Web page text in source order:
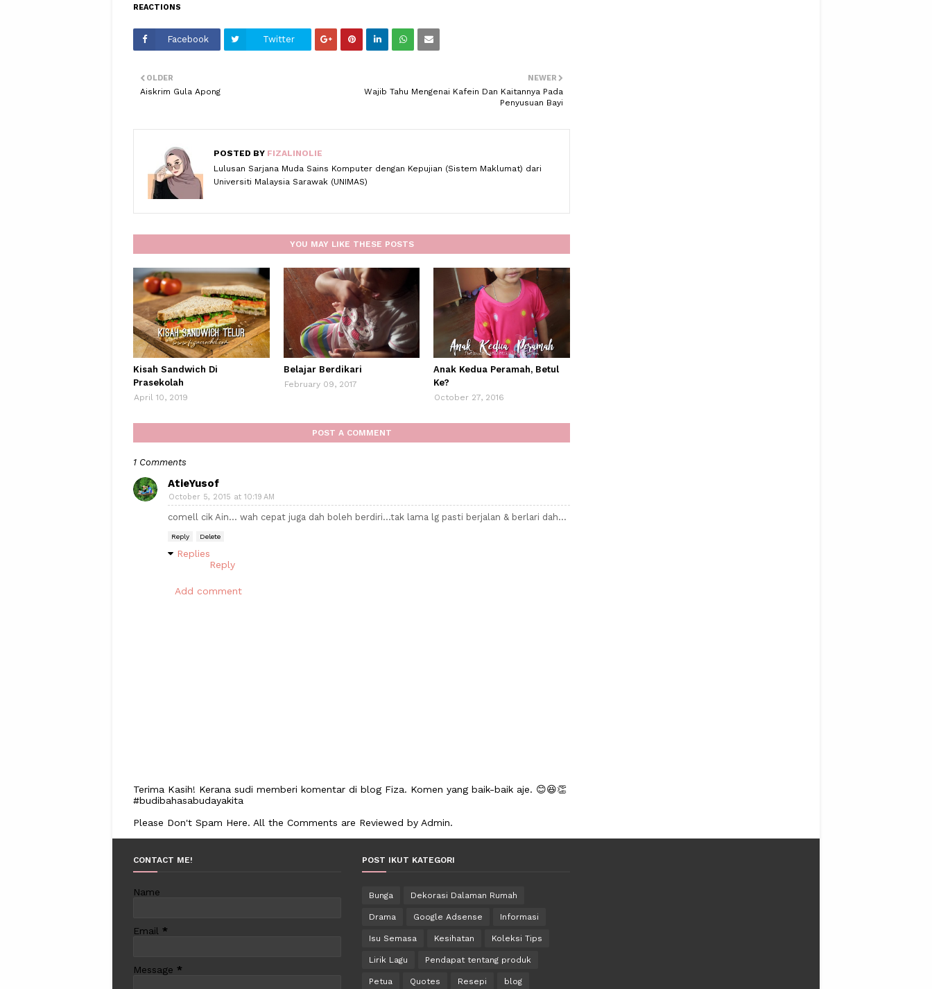
REACTIONS
Facebook Twitter
NEWER
Wajib Tahu Mengenai Kafein Dan Kaitannya Pada
Penyusuan Bayi
OLDER
Aiskrim Gula Apong
POSTED BY FIZALINOLIE
Lulusan Sarjana Muda Sains Komputer dengan Kepujian (Sistem Maklumat) dari
Universiti Malaysia Sarawak (UNIMAS)
YOU MAY LIKE THESE POSTS
Kisah Sandwich Di
Prasekolah
April 10, 2019
Belajar Berdikari
February 09, 2017
Anak Kedua Peramah, Betul
Ke?
October 27, 2016
POST A COMMENT
1 Comments
AtieYusof
October 5, 2015 at 10:19 AM
comell cik Ain... wah cepat juga dah boleh berdiri...tak lama lg pasti berjalan & berlari dah...
Reply Delete
Replies
Reply
Add comment
Terima Kasih! Kerana sudi memberi komentar di blog Fiza. Komen yang baik-baik aje. 😊😆👏
#budibahasabudayakita
Please Don't Spam Here. All the Comments are Reviewed by Admin.
CONTACT ME!
Name
Email *
Message *
POST IKUT KATEGORI
Bunga Dekorasi Dalaman Rumah
Drama Google Adsense Informasi
Isu Semasa Kesihatan Koleksi Tips
Lirik Lagu Pendapat tentang produk
Petua Quotes Resepi blog